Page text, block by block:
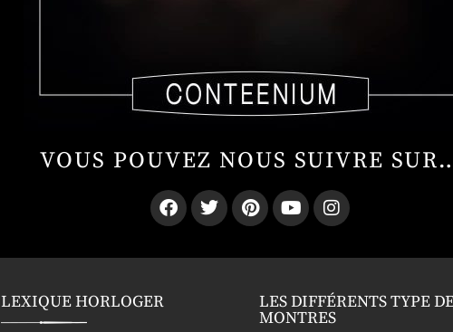
VOUS POUVEZ NOUS SUIVRE
LEXIQUE HORLOGER LES DIFFÉRENTS TYPE
MONTRES